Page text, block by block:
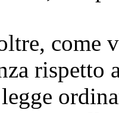
come vi
rispetto